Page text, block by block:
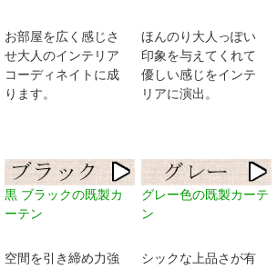
お部屋を広く感じさ
せ大人のインテリア
コーディネイトに成
ります。
ほんのり大人っぽい
印象を与えてくれて
優しい感じをインテ
リアに演出。
黒 ブラックの既製カ
ーテン
空間を引き締め力強
グレー色の既製カーテ
ン
シックな上品さが有